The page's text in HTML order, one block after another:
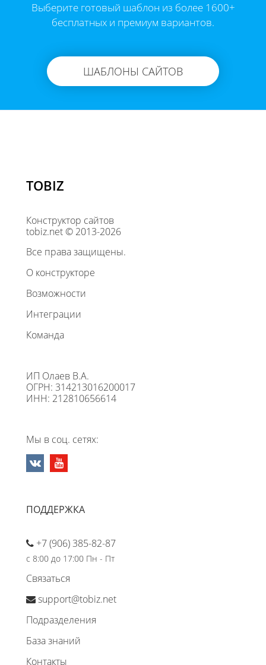
Выберите готовый шаблон из более 1600+
бесплатных и премиум вариантов.
ШАБЛОНЫ САЙТОВ
TOBIZ
Конструктор сайтов
tobiz.net © 2013-2026
Все права защищены.
О конструкторе
Возможности
Интеграции
Команда
ИП Олаев В.А.
ОГРН: 314213016200017
ИНН: 212810656614
Мы в соц. сетях:
ПОДДЕРЖКА
+7 (906) 385-82-87
с 8:00 до 17:00 Пн - Пт
Связаться
support@tobiz.net
Подразделения
База знаний
Контакты